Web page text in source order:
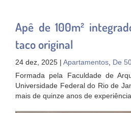
Apê de 100m²
taco original
24 dez, 2025 | Apartamentos, De
Formada pela Faculdade de
Universidade Federal do Rio de
mais de quinze anos de